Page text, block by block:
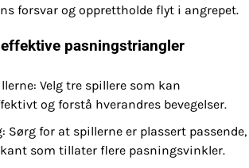
forsvar og opprettholde flyt i angrepet.
pasningstriangler
Velg tre spillere som kan
og forstå hverandres bevegelser.
Sørg for at spillerne er plassert passende,
som tillater flere pasningsvinkler.